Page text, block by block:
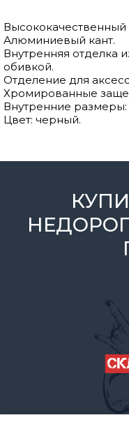
Высококачественный
Алюминиевый кант.
Внутренняя отделка
обивкой.
Отделение для
Хромированные
Внутренние размеры:
Цвет: черный.